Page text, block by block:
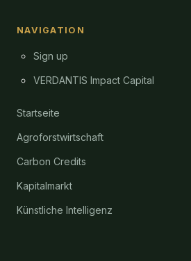
NAVIGATION
Sign up
VERDANTIS Impact Capital
Startseite
Agroforstwirtschaft
Carbon Credits
Kapitalmarkt
Künstliche Intelligenz